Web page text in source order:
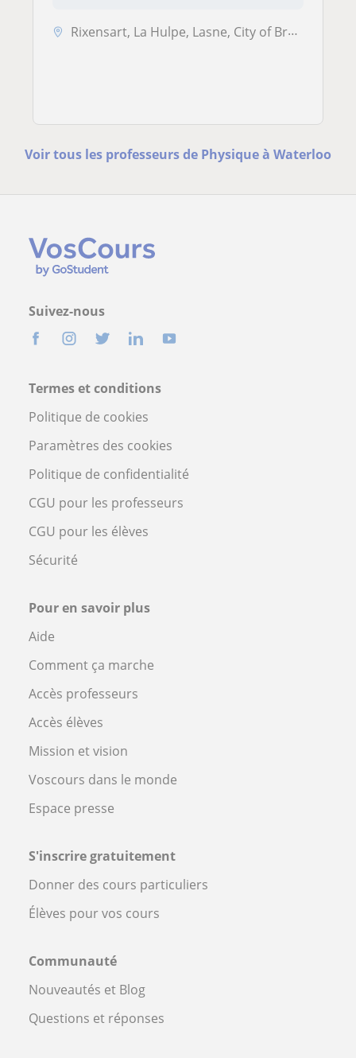
Rixensart, La Hulpe, Lasne, City of Brussels, Wavre, Waterloo, Ixelles...
Voir tous les professeurs de Physique à Waterloo
Suivez-nous
Termes et conditions
Politique de cookies
Paramètres des cookies
Politique de confidentialité
CGU pour les professeurs
CGU pour les élèves
Sécurité
Pour en savoir plus
Aide
Comment ça marche
Accès professeurs
Accès élèves
Mission et vision
Voscours dans le monde
Espace presse
S'inscrire gratuitement
Donner des cours particuliers
Élèves pour vos cours
Communauté
Nouveautés et Blog
Questions et réponses